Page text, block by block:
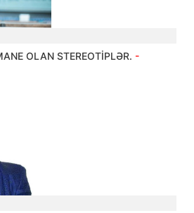
OLAN STEREOTİPLƏR. -